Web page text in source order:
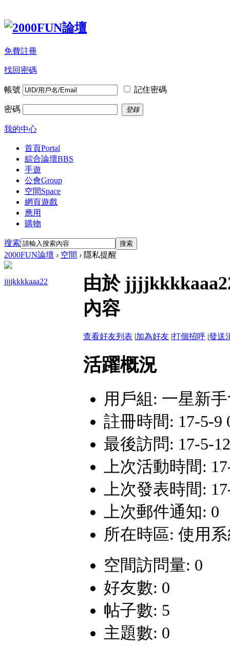
免費註冊
找回密碼
帳號 記住密碼
密碼 登錄
我的中心
首頁Portal
綜合論壇BBS
手遊
公會Group
空間Space
網頁遊戲
應用
購物
搜索 搜索
2000FUN論壇 › 空間 › 隱私提醒
jjjjkkkkaaa22
由於
內容
查看好友列表 |加為好友 |打個招呼 |發送
活躍概況
用戶組: 一星新
註冊時間: 17-5-9
最後訪問: 17-5-
上次活動時間:
上次發表時間:
上次郵件通知: 0
所在時區: 使用
空間訪問量: 0
好友數: 0
帖子數: 5
主題數: 0